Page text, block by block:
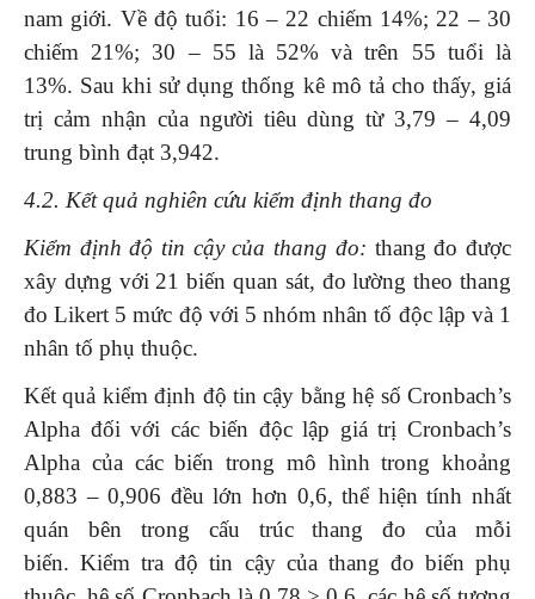
nam giới. Về độ tuổi: 16 – 22 chiếm 14%; 22 – 30
chiếm 21%; 30 – 55 là 52% và trên 55 tuổi là
13%. Sau khi sử dụng thống kê mô tả cho thấy, giá
trị cảm nhận của người tiêu dùng từ 3,79 – 4,09
trung bình đạt 3,942.
4.2. Kết quả nghiên cứu kiểm định thang đo
Kiểm định độ tin cậy của thang đo: thang đo được
xây dựng với 21 biến quan sát, đo lường theo thang
đo Likert 5 mức độ với 5 nhóm nhân tố độc lập và 1
nhân tố phụ thuộc.
Kết quả kiểm định độ tin cậy bằng hệ số Cronbach’s
Alpha đối với các biến độc lập giá trị Cronbach’s
Alpha của các biến trong mô hình trong khoảng
0,883 – 0,906 đều lớn hơn 0,6, thể hiện tính nhất
quán bên trong cấu trúc thang đo của mỗi
biến. Kiểm tra độ tin cậy của thang đo biến phụ